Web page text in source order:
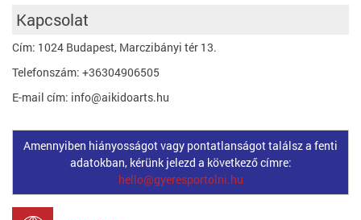
Kapcsolat
Cím: 1024 Budapest, Marczibányi tér 13.
Telefonszám: +36304906505
E-mail cím: info@aikidoarts.hu
Amennyiben hiányosságot vagy pontatlanságot találsz a fenti
adatokban, kérünk jelezd a következő címre:
hello@gyeresportolni.hu